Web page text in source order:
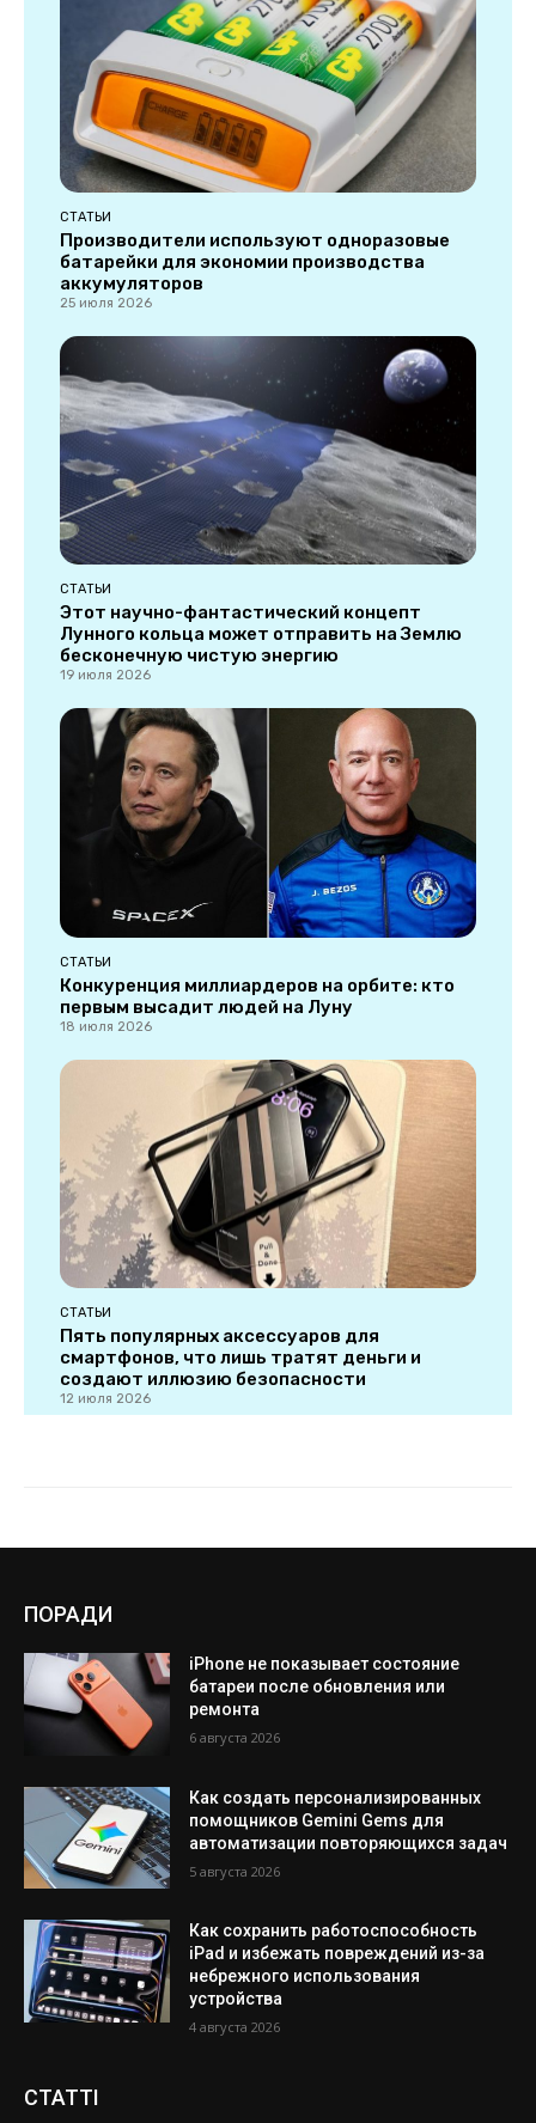
ПОРАДИ
iPhone не показывает состояние
батареи после обновления или
ремонта
6 августа 2026
Как создать персонализированных
помощников Gemini Gems для
автоматизации повторяющихся задач
5 августа 2026
Как сохранить работоспособность
iPad и избежать повреждений из-за
небрежного использования
устройства
4 августа 2026
СТАТТІ